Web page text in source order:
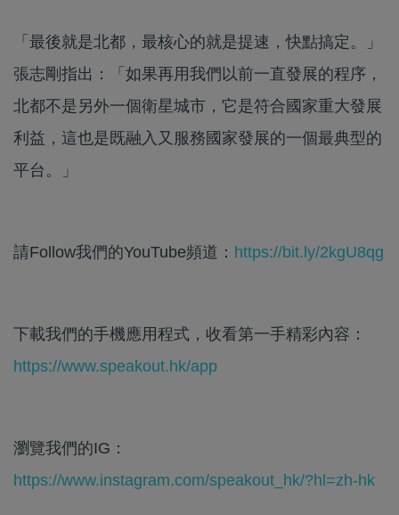
「最後就是北都，最核心的就是提速，快點搞定。」
張志剛指出：「如果再用我們以前一直發展的程序，
北都不是另外一個衛星城市，它是符合國家重大發展
利益，這也是既融入又服務國家發展的一個最典型的
平台。」
請Follow我們的YouTube頻道： https://bit.ly/2kgU8qg
下載我們的手機應用程式，收看第一手精彩內容：
https://www.speakout.hk/app
瀏覽我們的IG：
https://www.instagram.com/speakout_hk/?hl=zh-hk